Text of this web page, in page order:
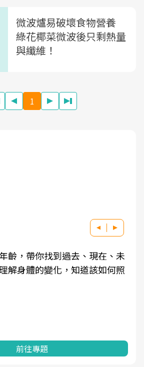
微波爐易破壞食物營養
綠花椰菜微波後只剩熱量
與纖維！
1
齡，帶你找到過去、現在、未
解身體的變化，知道該如何照
前往專題